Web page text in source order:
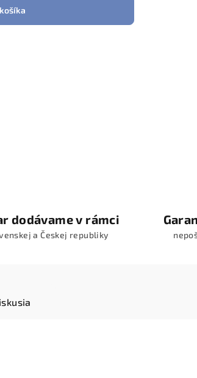
dodávame v rámci
a Českej republiky